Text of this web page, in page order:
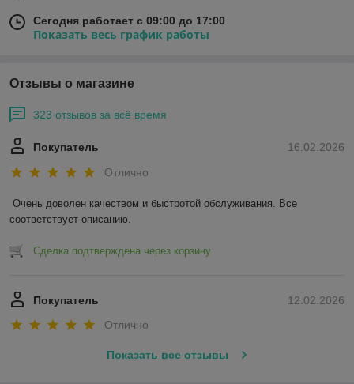
Сегодня работает с 09:00 до 17:00
Показать весь график работы
Отзывы о магазине
323 отзывов за всё время
16.02.2026
Покупатель
Отлично
Очень доволен качеством и быстротой обслуживания. Все
соответствует описанию.
Сделка подтверждена через корзину
12.02.2026
Покупатель
Отлично
Показать все отзывы